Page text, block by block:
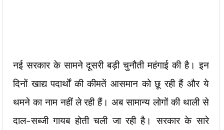
नई सरकार के सामने दूसरी बड़ी चुनौती महंगाई की है। इन
दिनों खाद्य पदार्थों की कीमतें आसमान को छू रही हैं और ये
थमने का नाम नहीं ले रही हैं। अब सामान्य लोगों की थाली से
दाल-सब्जी गायब होती चली जा रही है। सरकार के सारे